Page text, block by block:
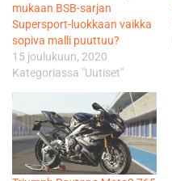
mukaan BSB-sarjan
Supersport-luokkaan vaikka
sopiva malli puuttuu?
15 joulukuun, 2020
Kategoriassa "Uutiset"